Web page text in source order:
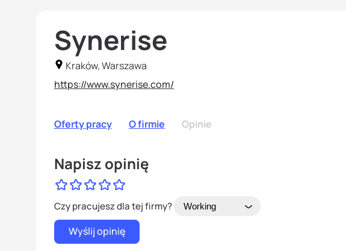
Synerise
Kraków, Warszawa
https://www.synerise.com/
Oferty pracy O firmie Opinie
Napisz opinię
Czy pracujesz dla tej firmy?